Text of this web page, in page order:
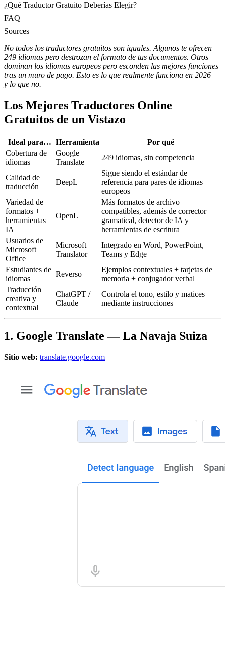
¿Qué Traductor Gratuito Deberías Elegir?
FAQ
Sources
No todos los traductores gratuitos son iguales. Algunos te ofrecen
249 idiomas pero destrozan el formato de tus documentos. Otros
dominan los idiomas europeos pero esconden las mejores funciones
tras un muro de pago. Esto es lo que realmente funciona en 2026 —
y lo que no.
Los Mejores Traductores Online
Gratuitos de un Vistazo
Ideal para… Herramienta
Por qué
Cobertura de
idiomas
Google
Translate
249 idiomas, sin competencia
Calidad de
traducción
DeepL
Sigue siendo el estándar de
referencia para pares de idiomas
europeos
Variedad de
formatos +
herramientas
IA
OpenL
Más formatos de archivo
compatibles, además de corrector
gramatical, detector de IA y
herramientas de escritura
Usuarios de
Microsoft
Office
Microsoft
Translator
Integrado en Word, PowerPoint,
Teams y Edge
Estudiantes de
idiomas
Reverso
Ejemplos contextuales + tarjetas de
memoria + conjugador verbal
Traducción
creativa y
contextual
ChatGPT /
Claude
Controla el tono, estilo y matices
mediante instrucciones
1. Google Translate — La Navaja Suiza
Sitio web: translate.google.com